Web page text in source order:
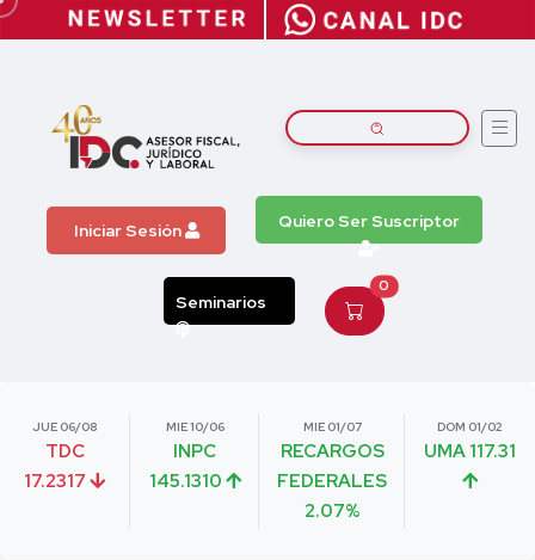
Iniciar Sesión Quiero Ser Suscriptor
Seminarios
0
JUE 06/08
TDC
17.2317
MIE 10/06
INPC
145.1310
MIE 01/07
RECARGOS
FEDERALES
2.07%
DOM 01/02
UMA 117.31